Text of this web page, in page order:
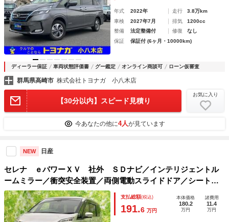
年式 2022年 走行
3.8万km
車検
2027年7月 排気
1200cc
整備
法定整備付 修復
なし
保証
保証付 (6ヶ月・10000km)
ディーラー保証 車両状態評価書 グー鑑定 オンライン商談可 ローン仮審査
群馬県高崎市 株式会社トヨナガ 小八木店
【30分以内】スピード見積り
お気に入り
今あなたの他に4人が見ています
NEW 日産
セレナ ｅパワーＸＶ 社外 ＳＤナビ／インテリジェントル
ームミラー／衝突安全装置／両側電動スライドドア／シートヒ
ーター 前席／アラウンドビューモニター／車線逸脱防止支援
システム／プロパイロット／ドライブレコーダー 社外
支払総額(税込)
191.6 万円
本体価格
180.2
万円
諸費用
11.4
万円